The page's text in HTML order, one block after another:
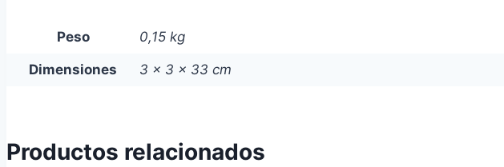
Peso 0,15 kg
Dimensiones 3 × 3 × 33 cm
Productos relacionados